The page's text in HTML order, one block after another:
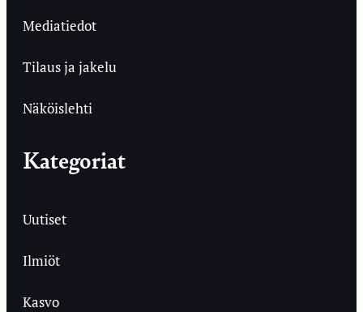
Mediatiedot
Tilaus ja jakelu
Näköislehti
Kategoriat
Uutiset
Ilmiöt
Kasvo